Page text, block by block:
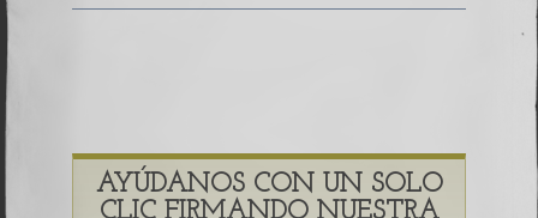
AYÚDANOS CON UN SOLO